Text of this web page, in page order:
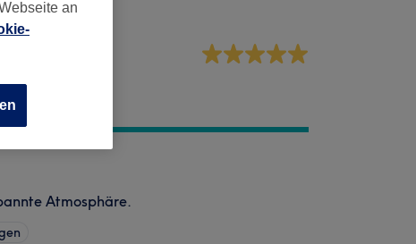
Atmosphäre.
an